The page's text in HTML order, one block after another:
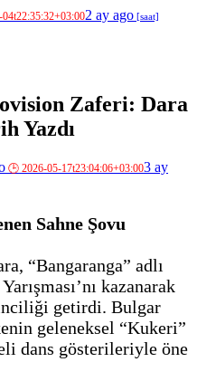
2 ay ago
Zaferi: Dara
Yazdı
3 ay
Sahne Şovu
“Bangaranga” adlı
kazanarak
getirdi. Bulgar
geleneksel “Kukeri”
dans gösterileriyle öne